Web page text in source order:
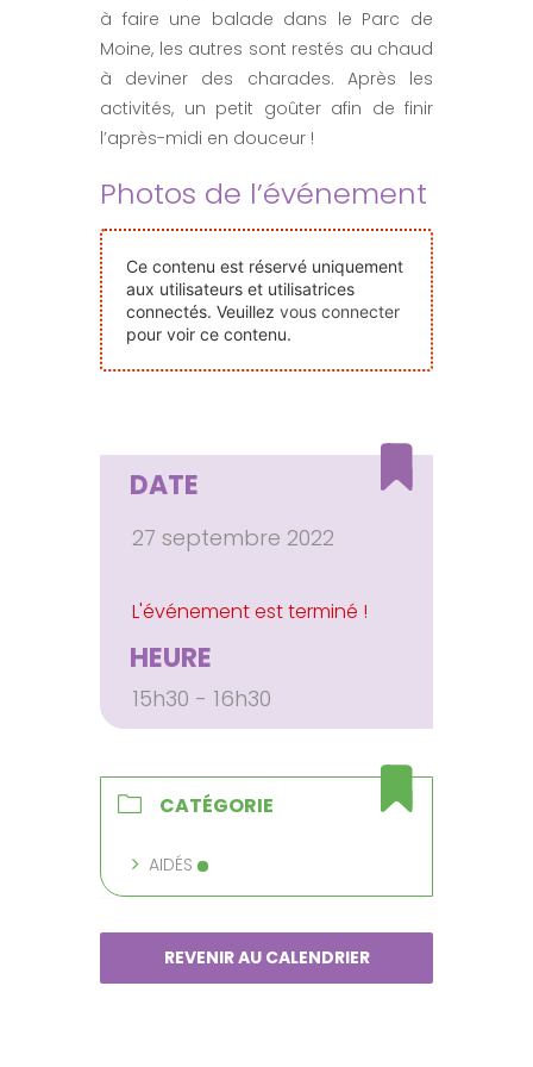
Nos Événements
Nous Contacter
Devenir Bénévole
Faire Un Don
Connexion-membre
à faire une balade dans le Parc de
Moine, les autres sont restés au chaud
à deviner des charades. Après les
activités, un petit goûter afin de finir
l’après-midi en douceur !
Photos de l’événement
Ce contenu est réservé uniquement
aux utilisateurs et utilisatrices
connectés. Veuillez vous connecter
pour voir ce contenu.
DATE
27 septembre 2022
HEURE
15h30 - 16h30
CATÉGORIE
AIDÉS
REVENIR AU CALENDRIER